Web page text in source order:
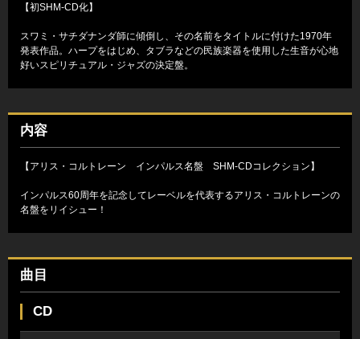
【初SHM-CD化】
スワミ・サチダナンダ師に傾倒し、その名前をタイトルに付けた1970年
発表作品。ハープをはじめ、タブラなどの民族楽器を使用した生音が心地
好いスピリチュアル・ジャズの決定盤。
内容
【アリス・コルトレーン インパルス名盤 SHM-CDコレクション】
インパルス60周年を記念してレーベルを代表するアリス・コルトレーンの
名盤をリイシュー！
曲目
CD